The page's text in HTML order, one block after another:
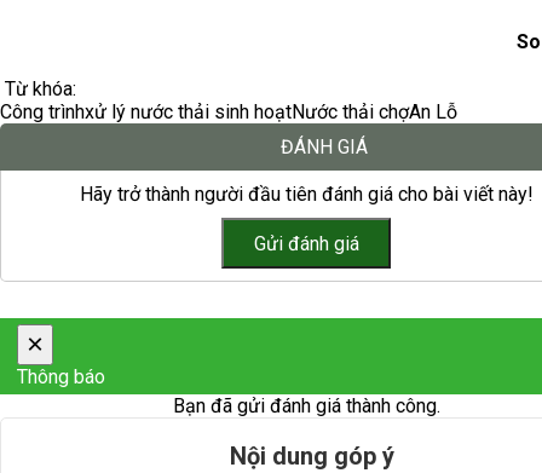
Từ khóa:
Công trìnhxử lý nước thải sinh hoạtNước thải chợAn Lỗ
ĐÁNH GIÁ
Hãy trở thành người đầu tiên đánh giá cho bài viết này!
×
Thông báo
Bạn đã gửi đánh giá thành công.
Nội dung góp ý